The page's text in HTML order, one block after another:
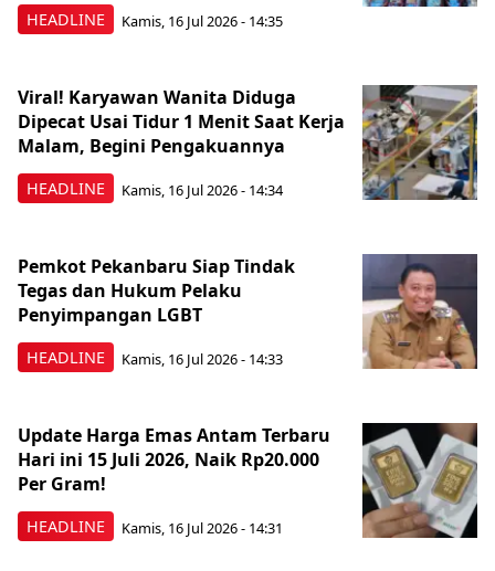
HEADLINE Kamis, 16 Jul 2026 - 14:35
HEADLINE
Viral! Karyawan Wanita Diduga
Dipecat Usai Tidur 1 Menit Saat Kerja
Malam, Begini Pengakuannya
Kamis, 16 Jul 2026 - 14:34
HEADLINE
Pemkot Pekanbaru Siap Tindak
Tegas dan Hukum Pelaku
Penyimpangan LGBT
Kamis, 16 Jul 2026 - 14:33
HEADLINE
Update Harga Emas Antam Terbaru
Hari ini 15 Juli 2026, Naik Rp20.000
Per Gram!
Kamis, 16 Jul 2026 - 14:31